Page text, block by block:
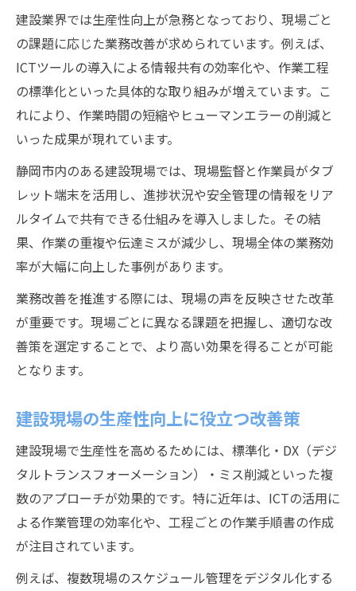
建設業界では生産性向上が急務となっており、現場ごと
の課題に応じた業務改善が求められています。例えば、
ICTツールの導入による情報共有の効率化や、作業工程
の標準化といった具体的な取り組みが増えています。こ
れにより、作業時間の短縮やヒューマンエラーの削減と
いった成果が現れています。
静岡市内のある建設現場では、現場監督と作業員がタブ
レット端末を活用し、進捗状況や安全管理の情報をリア
ルタイムで共有できる仕組みを導入しました。その結
果、作業の重複や伝達ミスが減少し、現場全体の業務効
率が大幅に向上した事例があります。
業務改善を推進する際には、現場の声を反映させた改革
が重要です。現場ごとに異なる課題を把握し、適切な改
善策を選定することで、より高い効果を得ることが可能
となります。
建設現場の生産性向上に役立つ改善策
建設現場で生産性を高めるためには、標準化・DX（デジ
タルトランスフォーメーション）・ミス削減といった複
数のアプローチが効果的です。特に近年は、ICTの活用に
よる作業管理の効率化や、工程ごとの作業手順書の作成
が注目されています。
例えば、複数現場のスケジュール管理をデジタル化する